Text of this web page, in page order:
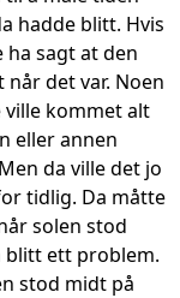
hadde blitt. Hvis
ha sagt at den
det var. Noen
kommet alt
eller annen
da ville det jo
tidlig. Da måtte
solen stod
blitt ett problem.
stod midt på